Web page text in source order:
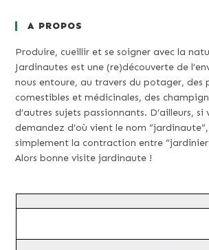
A PROPOS
Produire, cueillir et se soigner avec la
Jardinautes est une (re)découverte de
nous entoure, au travers du potager, des
comestibles et médicinales, des
d’autres sujets passionnants. D’ailleurs, si
demandez d’où vient le nom
simplement la contraction entre
Alors bonne visite jardinaute !